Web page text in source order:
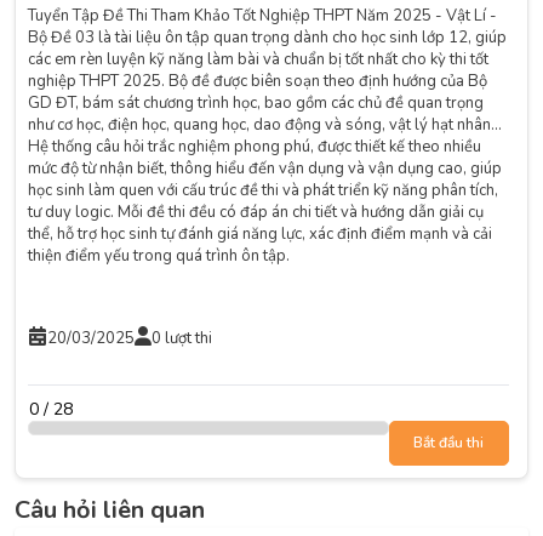
Tuyển Tập Đề Thi Tham Khảo Tốt Nghiệp THPT Năm 2025 - Vật Lí -
Bộ Đề 03 là tài liệu ôn tập quan trọng dành cho học sinh lớp 12, giúp
các em rèn luyện kỹ năng làm bài và chuẩn bị tốt nhất cho kỳ thi tốt
nghiệp THPT 2025. Bộ đề được biên soạn theo định hướng của Bộ
GD ĐT, bám sát chương trình học, bao gồm các chủ đề quan trọng
như cơ học, điện học, quang học, dao động và sóng, vật lý hạt nhân…
Hệ thống câu hỏi trắc nghiệm phong phú, được thiết kế theo nhiều
mức độ từ nhận biết, thông hiểu đến vận dụng và vận dụng cao, giúp
học sinh làm quen với cấu trúc đề thi và phát triển kỹ năng phân tích,
tư duy logic. Mỗi đề thi đều có đáp án chi tiết và hướng dẫn giải cụ
thể, hỗ trợ học sinh tự đánh giá năng lực, xác định điểm mạnh và cải
thiện điểm yếu trong quá trình ôn tập.
20/03/2025 0 lượt thi
0 / 28
Bắt đầu thi
Câu hỏi liên quan